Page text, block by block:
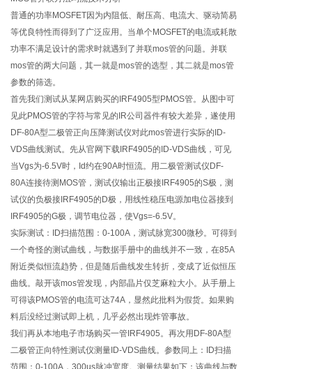
普通的功率MOSFET因为内阻低、耐压高、电流大、驱动简易
等优良特性而得到了广泛应用。当单个MOSFET的电流或耗散
功率不满足设计的需求时就遇到了并联mos管的问题。并联
mos管的两大问题，其一就是mos管的选型，其二就是mos管
参数的筛选。
首先我们测试从某网店购买的IRF4905型PMOS管。从图中可
见此PMOS管的字符与常见的IR公司器件有较大差异，遂使用
DF-80A型二极管正向压降测试仪对此mos管进行实际的ID-
VDS曲线测试。先从官网下载IRF4905的ID-VDS曲线，可见
当Vgs为-6.5V时，Id约在90A时恒流。用二极管测试仪DF-
80A连接待测MOS管，测试仪输出正极接IRF4905的S极，测
试仪的负极接IRF4905的D极，用线性稳压电源加电位器接到
IRF4905的G极，调节电位器，使Vgs=-6.5V。
实际测试：ID扫描范围：0-100A，测试脉宽300微秒。可得到
一个奇怪的测试曲线，与数据手册中的曲线并不一致，在85A
附近类似恒流趋势，但是随后曲线发生转折，变成了近似恒压
曲线。敲开该mos管发现，内部晶片仅芝麻粒大小。从手册上
可得该PMOS管的电流可达74A，显然此批料为假货。如果购
料后没经过测试即上机，几乎必然出现炸管事故。
我们再从本地电子市场购买一管IRF4905。再次用DF-80A型
二极管正向特性测试仪测量ID-VDS曲线。参数同上：ID扫描
范围：0-100A，300us脉冲宽度。测量结果如下：该曲线与数